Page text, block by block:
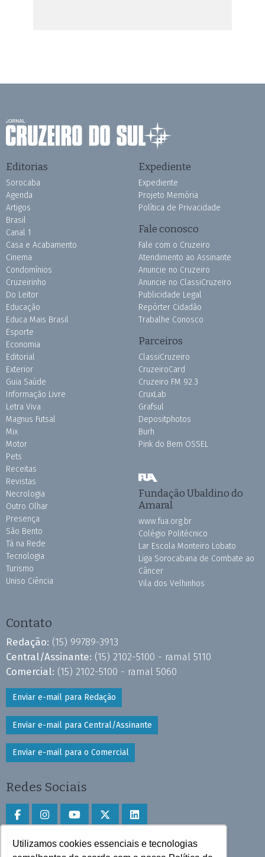
Utilizamos cookies essenciais e tecnologias
Editorias
Sorocaba
Agenda
Artigos
Brasil
Canal 1
Casa e Acabamento
Cinema
Condomínios
Cruzeirinho
Do Leitor
Educação
Educa Mais Brasil
Esporte
Economia
Editorial
Exterior
Guia Saúde
Informação Livre
Letra Viva
Magnus Futsal
Mix
Motor
Pets
Receitas
Revistas
Necrologia
Outro Olhar
Presença
São Bento
Tá na Rede
Tecnologia
Turismo
Uniso Ciência
Expediente
Expediente
Projeto Memória
Política de Privacidade
Fale conosco
Fale com o Cruzeiro
Atendimento ao Assinante
Anuncie no Cruzeiro
Anuncie no ClassiCruzeiro
Publicidade Legal
Repórter Cidadão
Trabalhe Conosco
Parceiros
ClassiCruzeiro
CruzeiroCard
Cruzeiro FM 92.3
CruxLab
Grafsul
Depositphotos
Burh
Pink do Bem OSSEL
Fundação Ubaldino do
Amaral
www.fua.org.br
Colégio Politécnico
Lar Escola Monteiro Lobato
Liga Sorocabana de Combate ao
Câncer
Vila dos Velhinhos
Contato
Redação: (15) 99789-3913
Central/Assinante: (15) 2102-5100 - ramal 5110
Comercial: (15) 2102-5100 - ramal 5060
Enviar e-mail para Redação
Enviar e-mail para Central/Assinante
Enviar e-mail para o Comercial
Redes Sociais
Faça download do aplicativo